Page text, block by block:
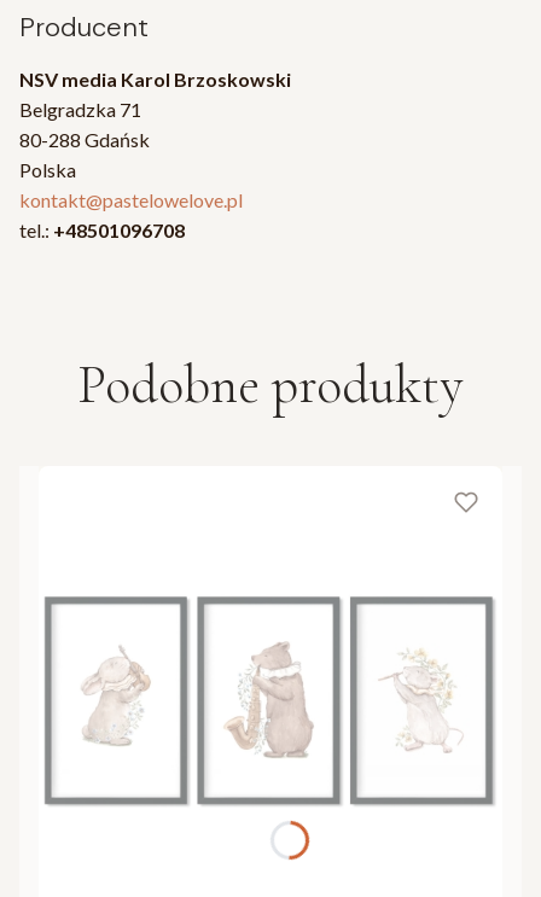
Producent
NSV media Karol Brzoskowski
Belgradzka 71
80-288 Gdańsk
Polska
kontakt@pastelowelove.pl
tel.: +48501096708
Podobne produkty